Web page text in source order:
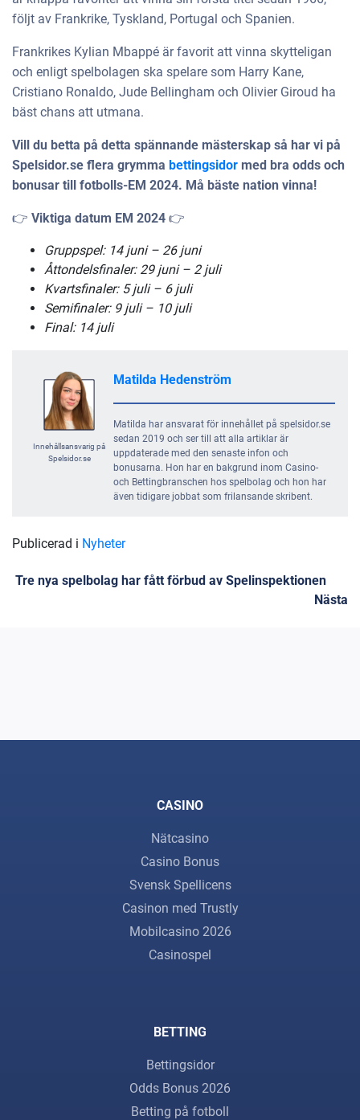
följt av Frankrike, Tyskland, Portugal och Spanien.
Frankrikes Kylian Mbappé är favorit att vinna skytteligan
och enligt spelbolagen ska spelare som Harry Kane,
Cristiano Ronaldo, Jude Bellingham och Olivier Giroud ha
bäst chans att utmana.
Vill du betta på detta spännande mästerskap så har vi på
Spelsidor.se flera grymma bettingsidor med bra odds och
bonusar till fotbolls-EM 2024. Må bäste nation vinna!
👉 Viktiga datum EM 2024 👉
Gruppspel: 14 juni – 26 juni
Åttondelsfinaler: 29 juni – 2 juli
Kvartsfinaler: 5 juli – 6 juli
Semifinaler: 9 juli – 10 juli
Final: 14 juli
Innehållsansvarig på
Spelsidor.se
Matilda Hedenström
Matilda har ansvarat för innehållet på spelsidor.se
sedan 2019 och ser till att alla artiklar är
uppdaterade med den senaste infon och
bonusarna. Hon har en bakgrund inom Casino-
och Bettingbranschen hos spelbolag och hon har
även tidigare jobbat som frilansande skribent.
Publicerad i Nyheter
Tre nya spelbolag har fått förbud av Spelinspektionen
Nästa
CASINO
Nätcasino
Casino Bonus
Svensk Spellicens
Casinon med Trustly
Mobilcasino 2026
Casinospel
BETTING
Bettingsidor
Odds Bonus 2026
Betting på fotboll